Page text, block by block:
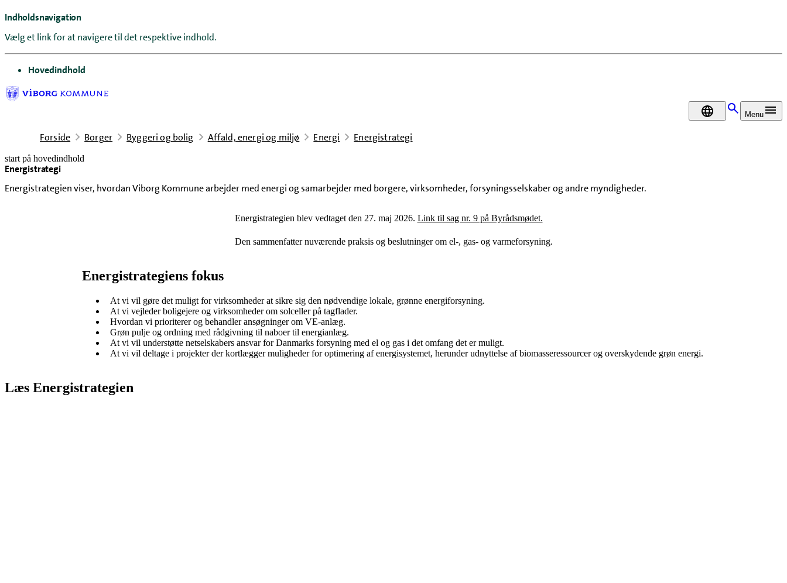
Indholdsnavigation
Vælg et link for at navigere til det respektive indhold.
gå til
Hovedindhold
DA Menu
Forside Borger Byggeri og bolig Affald, energi og miljø Energi Energistrategi
start på hovedindhold
Energistrategi
Energistrategien viser, hvordan Viborg Kommune arbejder med energi og samarbejder med borgere, virksomheder, forsyningsselskaber og andre myndigheder.
senest opdateret 25. juni 2026
Energistrategien blev vedtaget den 27. maj 2026. Link til sag nr. 9 på Byrådsmødet.
Den sammenfatter nuværende praksis og beslutninger om el-, gas- og varmeforsyning.
Energistrategiens fokus
At vi vil gøre det muligt for virksomheder at sikre sig den nødvendige lokale, grønne energiforsyning.
At vi vejleder boligejere og virksomheder om solceller på tagflader.
Hvordan vi prioriterer og behandler ansøgninger om VE-anlæg.
Grøn pulje og ordning med rådgivning til naboer til energianlæg.
At vi vil understøtte netselskabers ansvar for Danmarks forsyning med el og gas i det omfang det er muligt.
At vi vil deltage i projekter der kortlægger muligheder for optimering af energisystemet, herunder udnyttelse af biomasseressourcer og overskydende grøn energi.
Læs Energistrategien